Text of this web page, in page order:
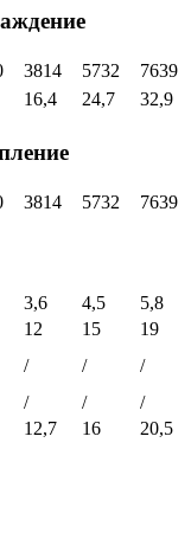
3814 5732
7639
16,4 24,7 32,9
3814 5732 7639
3,6 4,5
5,8
12 15
19
/ /
/
/ /
/
12,7 16 20,5